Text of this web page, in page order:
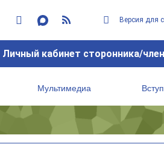
Версия для
Личный кабинет сторонника/
Мультимедиа